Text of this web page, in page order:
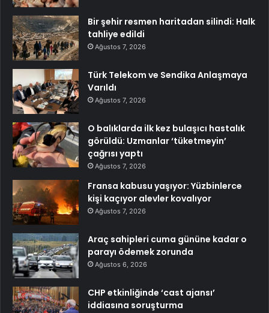
Bir şehir resmen haritadan silindi: Halk
tahliye edildi
Ağustos 7, 2026
Türk Telekom ve Sendika Anlaşmaya
Varıldı
Ağustos 7, 2026
O balıklarda ilk kez bulaşıcı hastalık
görüldü: Uzmanlar ‘tüketmeyin’
çağrısı yaptı
Ağustos 7, 2026
Fransa kabusu yaşıyor: Yüzbinlerce
kişi kaçıyor alevler kovalıyor
Ağustos 7, 2026
Araç sahipleri cuma gününe kadar o
parayı ödemek zorunda
Ağustos 6, 2026
CHP etkinliğinde ‘cast ajansı’
iddiasına soruşturma